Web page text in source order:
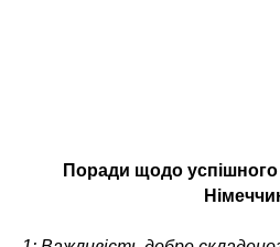
Поради щодо